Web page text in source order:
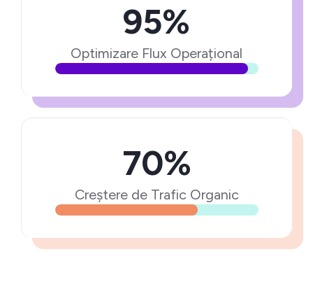
95%
Optimizare Flux Operațional
70%
Creștere de Trafic Organic